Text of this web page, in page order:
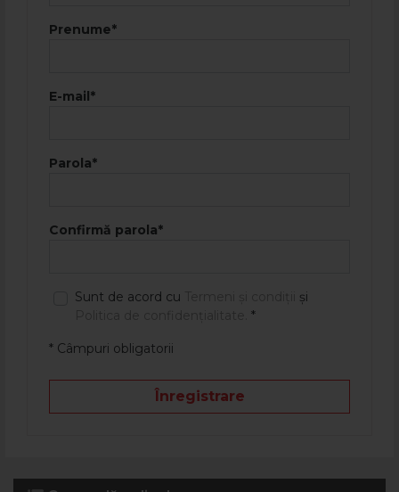
Prenume*
E-mail*
Parola*
Confirmă parola*
Sunt de acord cu
și
*
* Câmpuri obligatorii
Înregistrare